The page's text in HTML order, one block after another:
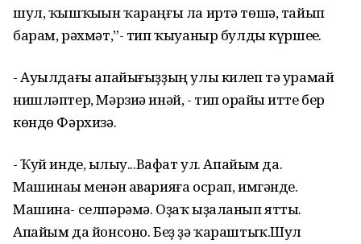
шул, ҡышҡыһын ҡараңғы ла иртә төшә, тайып
барам, рәхмәт,”- тип ҡыуаныр булды күршеһе.
- Ауылдағы апайығыҙҙың улы килеп тә урамай
нишләптер, Мәрзиә инәй, - тип һорайһы итте бер
көндө Фәрхизә.
- Ҡуй инде, һылыу...Вафат ул. Апайым да.
Машинаһы менән аварияға осрап, имгәнде.
Машина- селпәрәмә. Оҙаҡ ыҙаланып ятты.
Апайым да йонсоно. Беҙ ҙә ҡараштыҡ.Шул